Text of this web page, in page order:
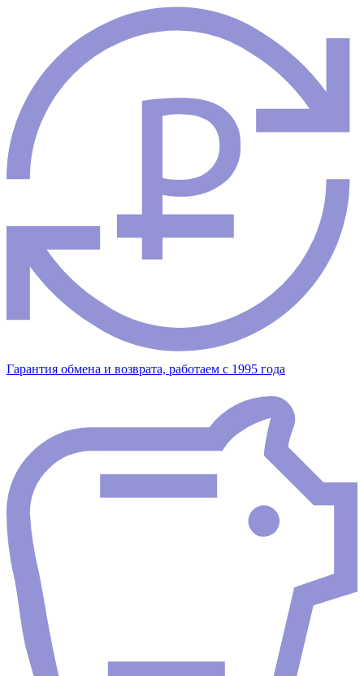
Гарантия обмена и возврата, работаем с 1995 года